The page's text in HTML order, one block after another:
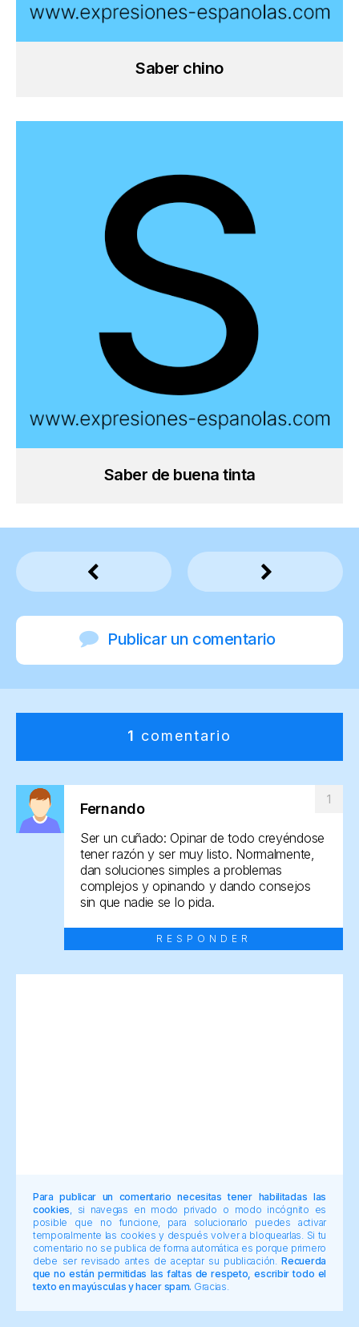
Saber chino
Saber de buena tinta
Publicar un comentario
1 comentario
Fernando
Ser un cuñado: Opinar de todo creyéndose
tener razón y ser muy listo. Normalmente,
dan soluciones simples a problemas
complejos y opinando y dando consejos
sin que nadie se lo pida.
RESPONDER
Para publicar un comentario necesitas tener habilitadas las
cookies , si navegas en modo privado o modo incógnito es
posible que no funcione, para solucionarlo puedes activar
temporalmente las cookies y después volver a bloquearlas. Si tu
comentario no se publica de forma automática es porque primero
debe ser revisado antes de aceptar su publicación.Recuerda
que no están permitidas las faltas de respeto, escribir todo el
texto en mayúsculas y hacer spam. Gracias.